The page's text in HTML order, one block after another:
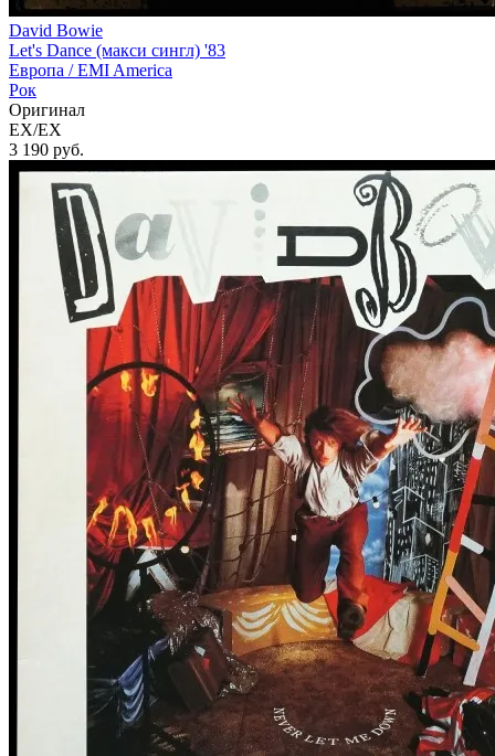
David Bowie
Let's Dance (макси сингл) '83
Европа /EMI America
Рок
Оригинал
EX/EX
3 190 руб.